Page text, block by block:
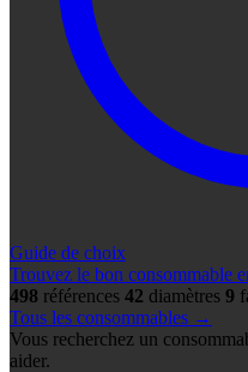
Guide de choix
Trouvez le bon consommable
498 références 42 diamètres 9
Tous les consommables →
Vous recherchez un
aider.